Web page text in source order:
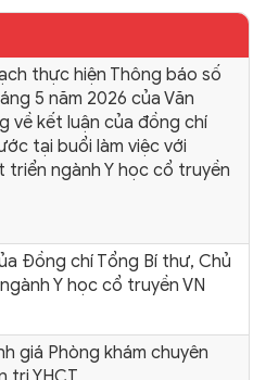
thực hiện Thông báo số
5 năm 2026 của Văn
về kết luận của đồng chí
tại buổi làm việc với
triển ngành Y học cổ truyền
Đồng chí Tổng Bí thư, Chủ
Y học cổ truyền VN
giá Phòng khám chuyên